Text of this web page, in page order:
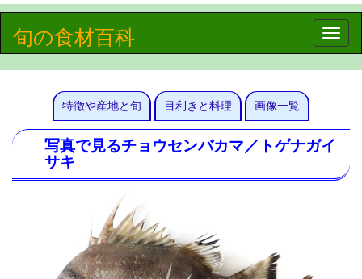
Toggle
旬の食材百科
特徴や産地と旬 目利きと料理 画像一覧
写真で見るチョウセンバカマ／トゲナガイ
サキ